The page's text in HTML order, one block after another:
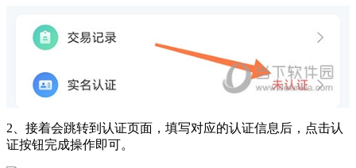
2、接着会跳转到认证页面，填写对应的认证信息后，点击认
证按钮完成操作即可。